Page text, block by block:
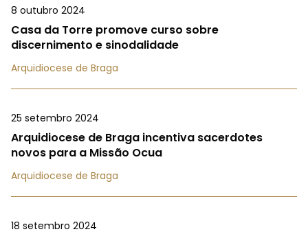
8 outubro 2024
Casa da Torre promove curso sobre
discernimento e sinodalidade
Arquidiocese de Braga
25 setembro 2024
Arquidiocese de Braga incentiva sacerdotes
novos para a Missão Ocua
Arquidiocese de Braga
18 setembro 2024